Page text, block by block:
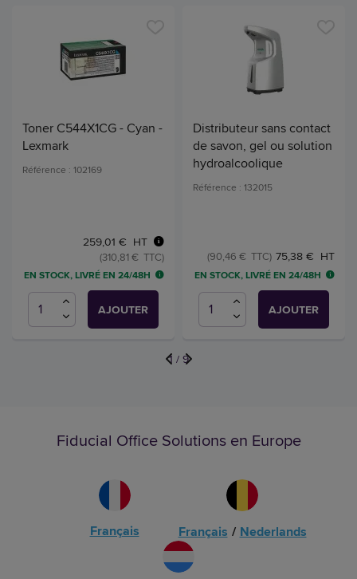
Toner C544X1CG - Cyan -
Lexmark
Référence : 102169
259,01 € HT
(310,81 € TTC)
EN STOCK, LIVRÉ EN 24/48H
AJOUTER
Distributeur sans contact
de savon, gel ou solution
hydroalcoolique
Référence : 132015
75,38 € HT
(90,46 € TTC)
EN STOCK, LIVRÉ EN 24/48H
AJOUTER
1 / 9
Fiducial Office Solutions en Europe
Français Français / Nederlands